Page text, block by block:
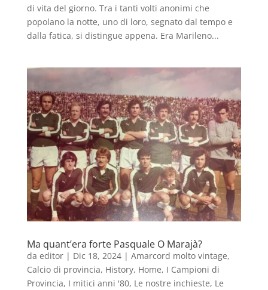
di vita del giorno. Tra i tanti volti anonimi che
popolano la notte, uno di loro, segnato dal tempo e
dalla fatica, si distingue appena. Era Marileno...
Ma quant’era forte Pasquale O Marajà?
da editor| Dic 18, 2024| Amarcord molto vintage,
Calcio di provincia, History, Home, I Campioni di
Provincia, I mitici anni '80, Le nostre inchieste, Le